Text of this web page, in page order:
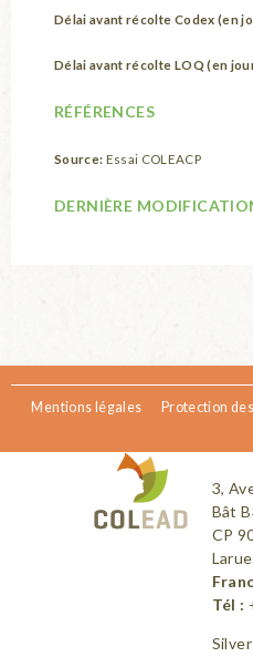
Délai avant récolte Codex (en
Délai avant récolte LOQ (en
RÉFÉRENCES
Source: Essai COLEACP
DERNIÈRE
Mentions légales Protection
3,
Bât
CP
Larue
Tél :